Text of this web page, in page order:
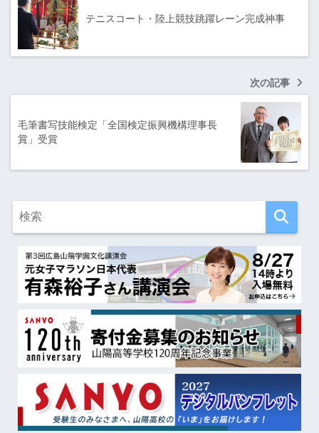
テニスコート・陸上競技跳躍レーン完成神事
次の記事
毛筆書写技能検定「全国検定振興機構理事長
賞」受賞